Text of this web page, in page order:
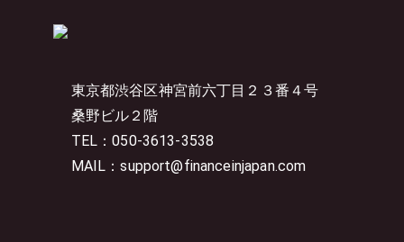
東京都渋谷区神宮前六丁目２３番４号
桑野ビル２階
TEL：050-3613-3538
MAIL：support@financeinjapan.com